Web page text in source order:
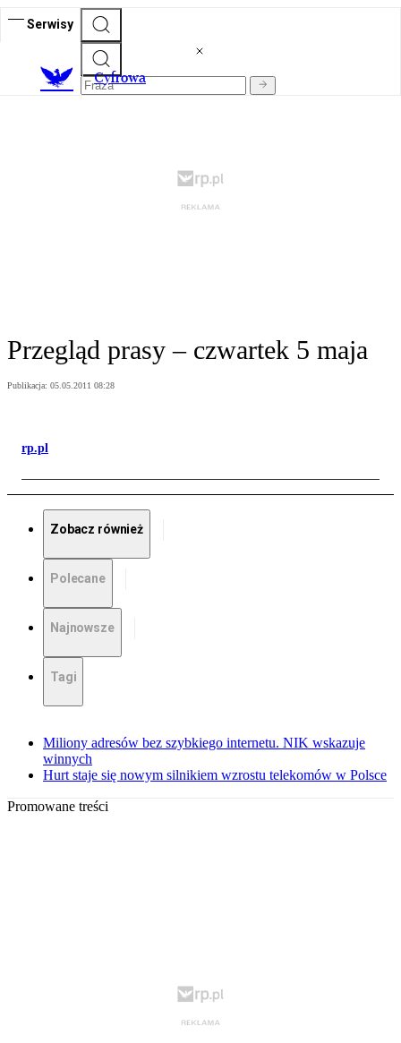
Serwisy
Cyfrowa
Przegląd prasy – czwartek 5 maja
Publikacja: 05.05.2011 08:28
rp.pl
Zobacz również
Polecane
Najnowsze
Tagi
Miliony adresów bez szybkiego internetu. NIK wskazuje
winnych
Hurt staje się nowym silnikiem wzrostu telekomów w Polsce
Promowane treści